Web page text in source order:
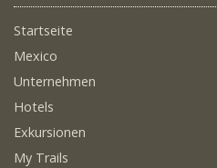
Startseite
Mexico
Unternehmen
Hotels
Exkursionen
My Trails